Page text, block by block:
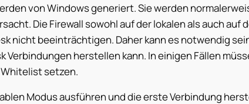
von Windows generiert. Sie werden
Die Firewall sowohl auf der lokalen als auch
nicht beeinträchtigen. Daher kann es notwendig
Verbindungen herstellen kann. In einigen Fällen
setzen.
Modus ausführen und die erste Verbindung